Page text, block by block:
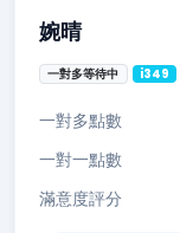
婉晴
一對多等待中 i349
一對多點數
一對一點數
滿意度評分